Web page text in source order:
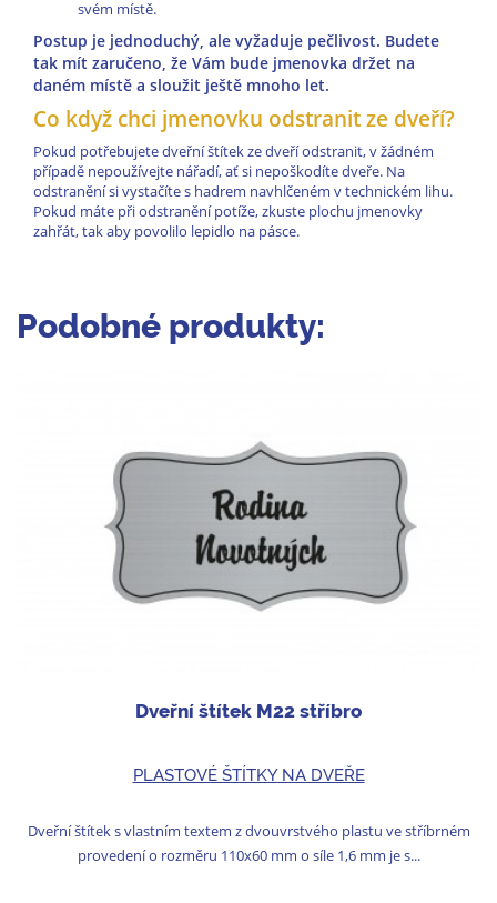
svém místě.
Postup je jednoduchý, ale vyžaduje pečlivost. Budete
tak mít zaručeno, že Vám bude jmenovka držet na
daném místě a sloužit ještě mnoho let.
Co když chci jmenovku odstranit ze dveří?
Pokud potřebujete dveřní štítek ze dveří odstranit, v žádném
případě nepoužívejte nářadí, ať si nepoškodíte dveře. Na
odstranění si vystačíte s hadrem navhlčeném v technickém lihu.
Pokud máte při odstranění potíže, zkuste plochu jmenovky
zahřát, tak aby povolilo lepidlo na pásce.
Podobné produkty:
Dveřní štítek M22 stříbro
PLASTOVÉ ŠTÍTKY NA DVEŘE
Dveřní štítek s vlastním textem z dvouvrstvého plastu ve stříbrném
provedení o rozměru 110x60 mm o síle 1,6 mm je s...